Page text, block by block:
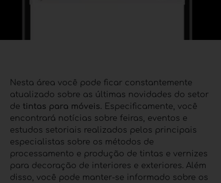
Nesta área você pode ficar constantemente
atualizado sobre as últimas novidades do setor
de tintas para móveis. Especificamente, você
encontrará notícias sobre feiras, eventos e
estudos setoriais realizados pelos principais
especialistas sobre os métodos de
processamento e produção de tintas e vernizes
para decoração de interiores e exteriores. Além
disso, você pode manter-se informado sobre os